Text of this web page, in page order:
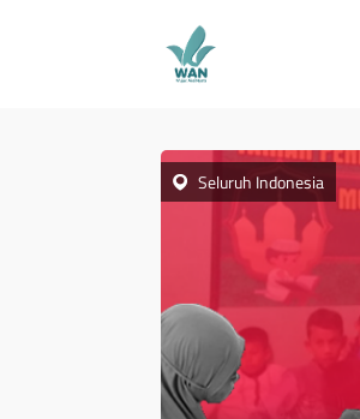
Seluruh Indonesia